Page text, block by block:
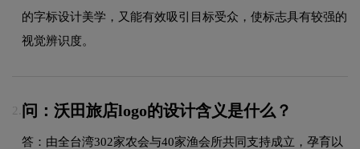
的字标设计美学，又能有效吸引目标受众，使标志具有较强的
视觉辨识度。
2. 问：沃田旅店logo的设计含义是什么？
答：由全台湾302家农会与40家渔会所共同支持成立，孕育以